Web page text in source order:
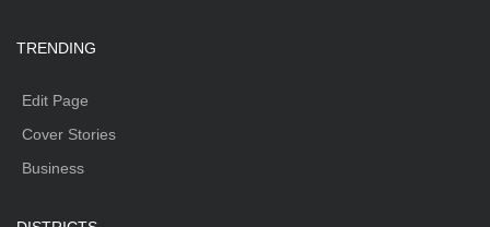
TRENDING
Edit Page
Cover Stories
Business